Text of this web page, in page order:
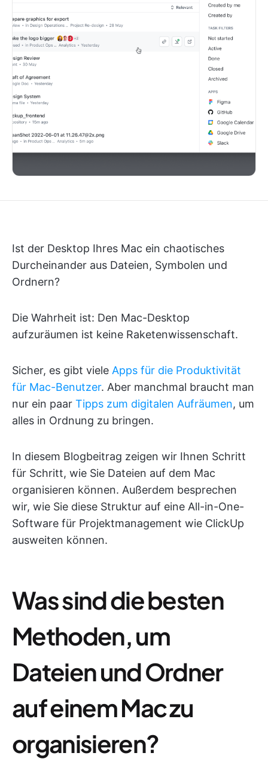
Ist der Desktop Ihres Mac ein chaotisches
Durcheinander aus Dateien, Symbolen und
Ordnern?
Die Wahrheit ist: Den Mac-Desktop
aufzuräumen ist keine Raketenwissenschaft.
Sicher, es gibt viele Apps für die Produktivität
für Mac-Benutzer. Aber manchmal braucht man
nur ein paar Tipps zum digitalen Aufräumen, um
alles in Ordnung zu bringen.
In diesem Blogbeitrag zeigen wir Ihnen Schritt
für Schritt, wie Sie Dateien auf dem Mac
organisieren können. Außerdem besprechen
wir, wie Sie diese Struktur auf eine All-in-One-
Software für Projektmanagement wie ClickUp
ausweiten können.
Was sind die besten
Methoden, um
Dateien und Ordner
auf einem Mac zu
organisieren?